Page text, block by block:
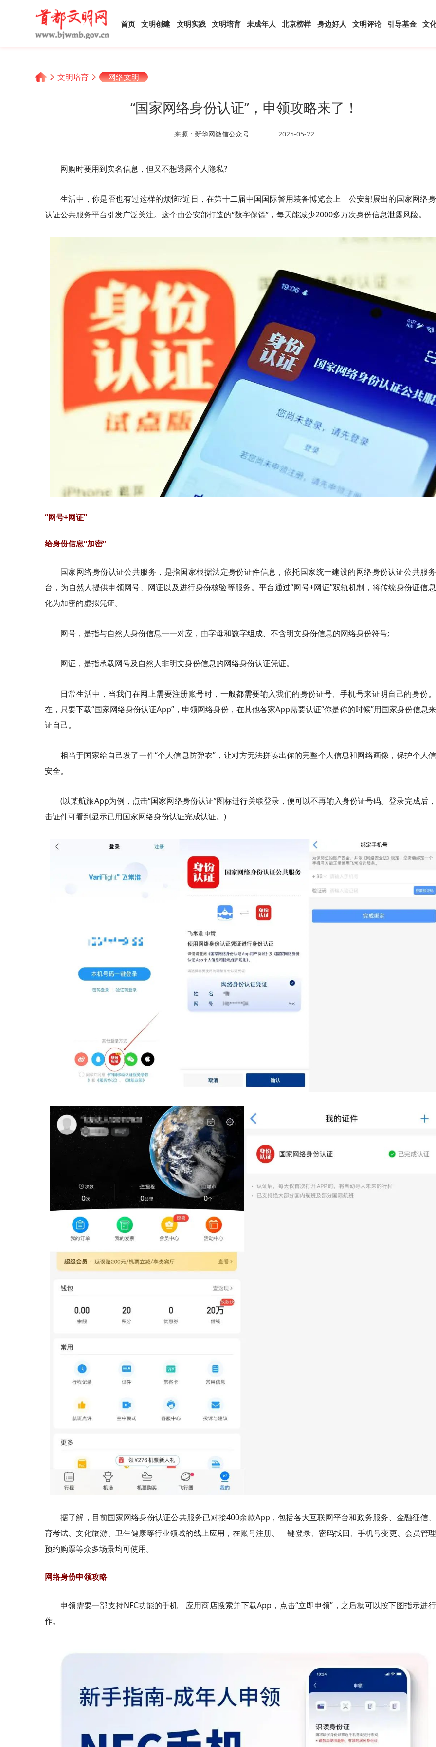
首页 文明创建 文明实践 文明培育 未成年人 北京榜样 身边好人 文明评论 引导基金 文
文明培育 网络文明
“国家网络身份认证”，申领攻略来了！
来源： 新华网微信公众号 2025-05-22
网购时要用到实名信息，但又不想透露个人隐私?
生活中，你是否也有过这样的烦恼?近日，在第十二届中国国际警用装备博览会上，公安部展出的国家网络
认证公共服务平台引发广泛关注。这个由公安部打造的“数字保镖”，每天能减少2000多万次身份信息泄露风险。
“网号+网证”
给身份信息“加密”
国家网络身份认证公共服务，是指国家根据法定身份证件信息，依托国家统一建设的网络身份认证公共服
台，为自然人提供申领网号、网证以及进行身份核验等服务。平台通过“网号+网证”双轨机制，将传统身份证信
化为加密的虚拟凭证。
网号，是指与自然人身份信息一一对应，由字母和数字组成、不含明文身份信息的网络身份符号;
网证，是指承载网号及自然人非明文身份信息的网络身份认证凭证。
日常生活中，当我们在网上需要注册账号时，一般都需要输入我们的身份证号、手机号来证明自己的身份
在，只要下载“国家网络身份认证App”，申领网络身份，在其他各家App需要认证“你是你的时候”用国家身份信息
证自己。
相当于国家给自己发了一件“个人信息防弹衣”，让对方无法拼凑出你的完整个人信息和网络画像，保护个人
安全。
(以某航旅App为例，点击“国家网络身份认证”图标进行关联登录，便可以不再输入身份证号码。登录完成后
击证件可看到显示已用国家网络身份认证完成认证。)
据了解，目前国家网络身份认证公共服务已对接400余款App，包括各大互联网平台和政务服务、金融征信
育考试、文化旅游、卫生健康等行业领域的线上应用，在账号注册、一键登录、密码找回、手机号变更、会员管
预约购票等众多场景均可使用。
网络身份申领攻略
申领需要一部支持NFC功能的手机，应用商店搜索并下载App，点击“立即申领”，之后就可以按下图指示进
作。